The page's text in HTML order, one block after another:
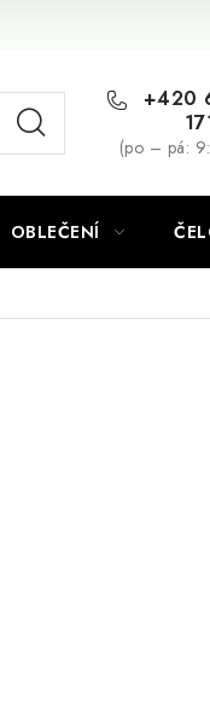
+420
(po – pá:
OBLEČENÍ